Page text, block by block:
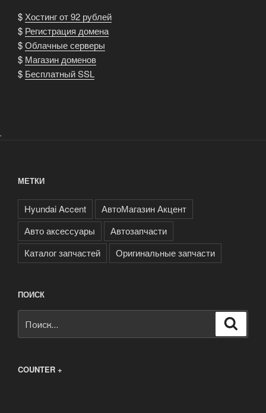
$Хостинг от 92 рублей
$ Регистрация домена
$Облачные серверы
$ Магазин доменов
$ Бесплатный SSL
.
МЕТКИ
Hyundai Accent
АвтоМагазин Акцент
Авто аксессуары
Автозапчасти
Каталог запчастей
Оригинальные запчасти
ПОИСК
COUNTER +